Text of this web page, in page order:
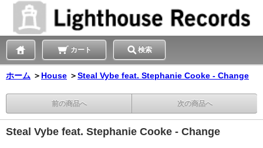
カート 検索
ホーム ＞ House ＞Steal Vybe feat. Stephanie Cooke - Change
前の商品へ 次の商品へ
Steal Vybe feat. Stephanie Cooke - Change